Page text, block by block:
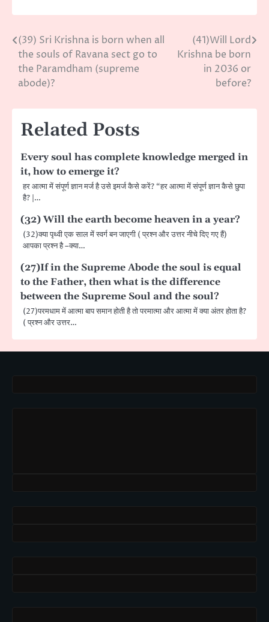
Post
navigation
(39) Sri Krishna is born when all
the souls of Ravana sect go to
the Paramdham (supreme
abode)?
(41)Will Lord
Krishna be born
in 2036 or
before?
Related Posts
Every soul has complete knowledge merged in
it, how to emerge it?
हर आत्मा में संपूर्ण ज्ञान मर्ज है उसे इमर्ज कैसे करें? “हर आत्मा में संपूर्ण ज्ञान कैसे छुपा
है? |…
(32) Will the earth become heaven in a year?
(32)क्या पृथ्वी एक साल में स्वर्ग बन जाएगी ( प्रश्न और उत्तर नीचे दिए गए हैं)
आपका प्रश्न है –क्या…
(27)If in the Supreme Abode the soul is equal
to the Father, then what is the difference
between the Supreme Soul and the soul?
(27)परमधाम में आत्मा बाप समान होती है तो परमात्मा और आत्मा में क्या अंतर होता है?
( प्रश्न और उत्तर…